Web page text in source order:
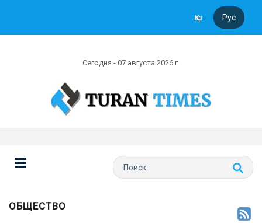
Қаз Рус
Сегодня - 07 августа 2026 г
ОБЩЕСТВО